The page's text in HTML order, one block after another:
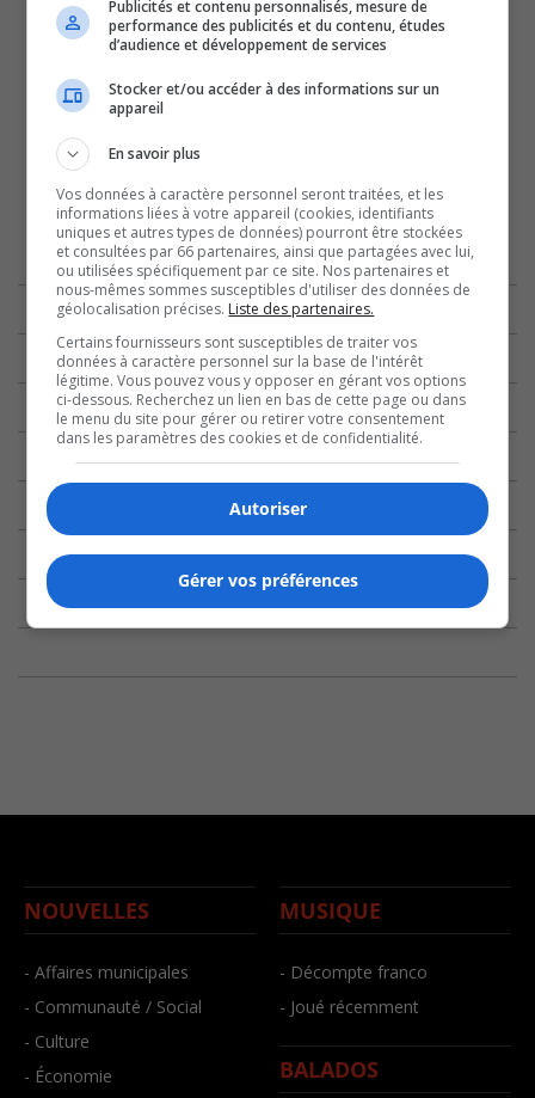
NOUVELLES
- Affaires municipales
- Communauté / Social
- Culture
- Économie
MUSIQUE
- Décompte franco
- Joué récemment
BALADOS
Publicités et contenu personnalisés, mesure de
performance des publicités et du contenu, études
d’audience et développement de services
Stocker et/ou accéder à des informations sur un
appareil
En savoir plus
Vos données à caractère personnel seront traitées, et les
informations liées à votre appareil (cookies, identifiants
uniques et autres types de données) pourront être stockées
et consultées par 66 partenaires, ainsi que partagées avec lui,
ou utilisées spécifiquement par ce site. Nos partenaires et
nous-mêmes sommes susceptibles d'utiliser des données de
géolocalisation précises. Liste des partenaires.
Certains fournisseurs sont susceptibles de traiter vos
données à caractère personnel sur la base de l'intérêt
légitime. Vous pouvez vous y opposer en gérant vos options
ci-dessous. Recherchez un lien en bas de cette page ou dans
le menu du site pour gérer ou retirer votre consentement
dans les paramètres des cookies et de confidentialité.
Autoriser
Gérer vos préférences